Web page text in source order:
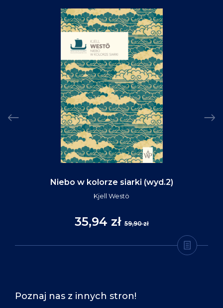
Niebo w kolorze siarki (wyd.2)
Kjell Westö
35,94 zł 59,90 zł
Poznaj nas z innych stron!